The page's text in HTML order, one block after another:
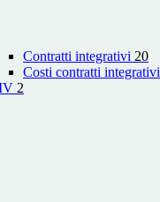
Contratti integrativi 20
Costi contratti integrativi
2